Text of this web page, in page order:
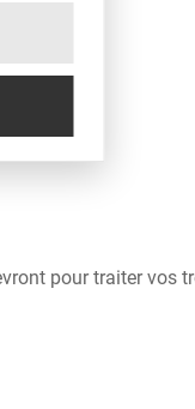
pour traiter vos